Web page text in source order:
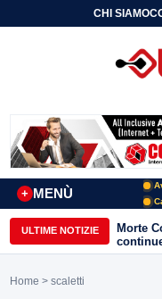
CHI SIAMO
MENÙ
+
ULTIME NOTIZIE
Morte
Sannio
Home > scaletti